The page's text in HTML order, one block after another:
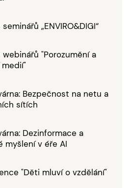
„ENVIRO&DIGI“
webinářů "Porozumění a
Bezpečnost na netu a
sítích
Dezinformace a
myšlení v éře AI
"Děti mluví o vzdělání"